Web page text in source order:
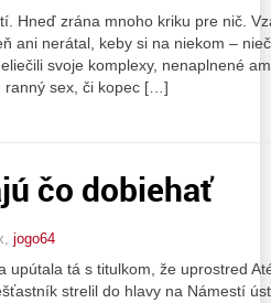
Hneď zrána mnoho kriku pre nič.
ani nerátal, keby si na niekom –
svoje komplexy, nenaplnené
ranný sex, či kopec […]
čo dobiehať
jogo64
upútala tá s titulkom, že uprostred
strelil do hlavy na Námestí